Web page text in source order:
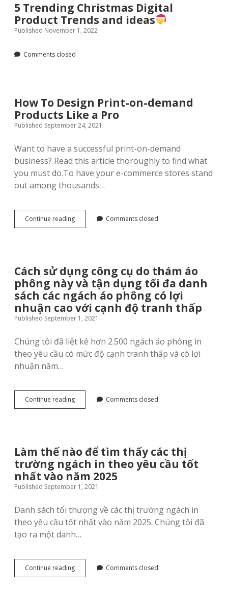
5 Trending Christmas Digital
Product Trends and ideas
Published November 1, 2022
Comments closed
How To Design Print-on-demand
Products Like a Pro
Published September 24, 2021
Want to have a successful print-on-demand
business? Read this article thoroughly to find what
you must do.To have your e-commerce stores stand
out among thousands…
Continue readingHow
To
Products
Like
a
Pro
Comments closed
Cách sử dụng công cụ do thám áo
phông này và tận dụng tối đa danh
sách các ngách áo phông có lợi
nhuận cao với cạnh độ tranh thấp
Published September 1, 2021
Chúng tôi đã liệt kê hơn 2.500 ngách áo phông in
theo yêu cầu có mức độ cạnh tranh thấp và có lợi
nhuận năm…
Continue readingCách
sử
thám
áo
phông
này
và
dụng
tối
đa
danh
áo
Comments closed
Làm thế nào để tìm thấy các thị
trường ngách in theo yêu cầu tốt
nhất vào năm 2025
Published September 1, 2021
Danh sách tối thượng về các thị trường ngách in
theo yêu cầu tốt nhất vào năm 2025. Chúng tôi đã
tạo ra một danh…
Continue readingLàm
thế
Comments closed